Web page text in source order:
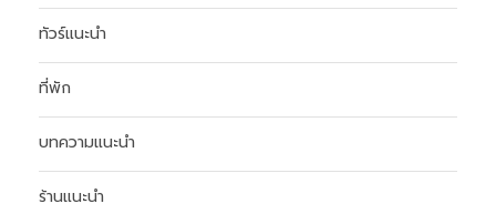
ทัวร์แนะนำ
ที่พัก
บทความแนะนำ
ร้านแนะนำ